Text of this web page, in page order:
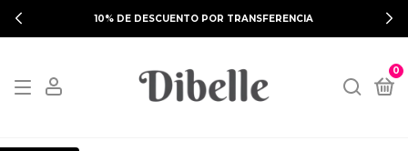
10% DE DESCUENTO POR TRANSFERENCIA
0